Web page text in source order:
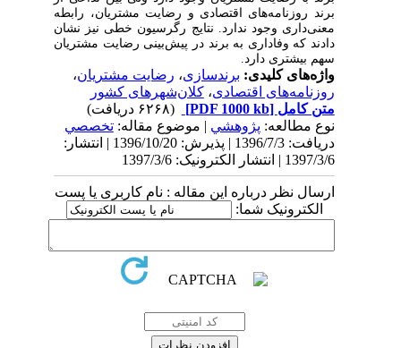
برند روزنامه‌های اقتصادی و رضایت مشتریان، رابطه
معنی‌داری وجود ندارد. نتایج رگرسیون خطینیزنشان
دادند که وفاداری به برند در پیش‌بینی رضایت مشتریان
سهم بیشتری دارد.
واژه‌های کلیدی:برندسازی،رضایت مشتریان،
روزنامه‌های اقتصادی،کلان‌شهرهای کشور
متن کامل[PDF 1000 kb]
نوع مطالعه:پژوهشي| موضوع مقاله:تخصصي
دریافت: 1396/7/3 | پذیرش: 1396/10/20 | انتشار:
1397/3/6 | انتشار الکترونیک: 1397/3/6
ارسال نظر درباره این مقاله : نام کاربری یا پست
الکترونیک شما: